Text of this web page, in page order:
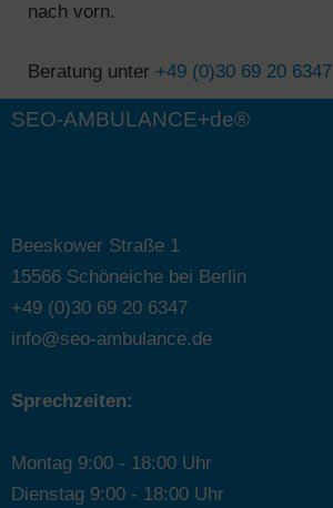
nach vorn.
Beratung unter +49 (0)30 69 20 6347
SEO-AMBULANCE+de®
Beeskower Straße 1
15566 Schöneiche bei Berlin
+49 (0)30 69 20 6347
info@seo-ambulance.de
Sprechzeiten:
Montag 9:00 - 18:00 Uhr
Dienstag 9:00 - 18:00 Uhr